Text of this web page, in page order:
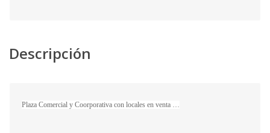
Descripción
Plaza Comercial y Coorporativa con locales en venta …